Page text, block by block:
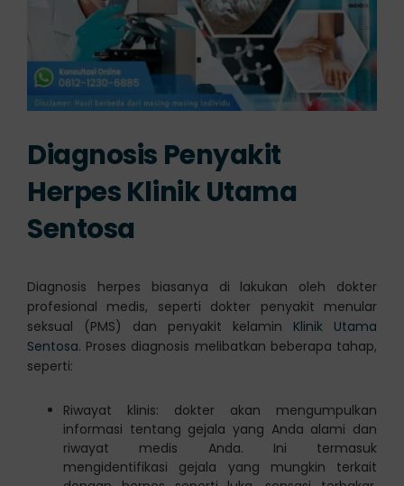
Diagnosis Penyakit
Herpes Klinik Utama
Sentosa
Diagnosis herpes biasanya di lakukan oleh dokter
profesional medis, seperti dokter penyakit menular
seksual (PMS) dan penyakit kelamin Klinik Utama
Sentosa. Proses diagnosis melibatkan beberapa tahap,
seperti:
Riwayat klinis: dokter akan mengumpulkan
informasi tentang gejala yang Anda alami dan
riwayat medis Anda. Ini termasuk
mengidentifikasi gejala yang mungkin terkait